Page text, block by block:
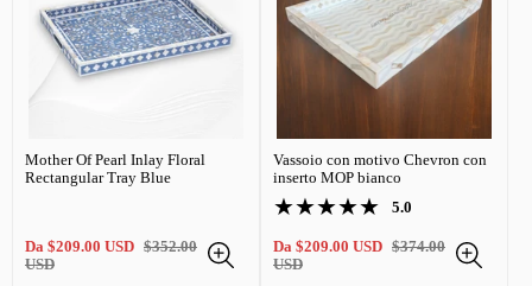
Mother Of Pearl Inlay Floral
Rectangular Tray Blue
Prezzo
di
Da $209.00 USD Prezzo
$352.00
USD
Vassoio con motivo Chevron con
inserto MOP bianco
Recensioni
prodotti:
5.0
5.0
totali
Prezzo
di
Da $209.00 USD Prezzo
$374.00
USD